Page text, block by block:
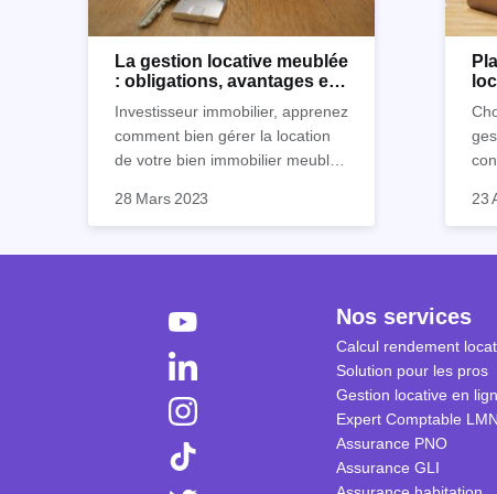
La gestion locative meublée
: obligations, avantages et
Investisseur immobilier, apprenez
comment bien gérer la location
de votre bien immobilier meublé !
obligations en tant que
inconvénients présente ce type
28 Mars 2023 23
Nos services
Calcul rendement
Solution pour les pros
Gestion locative en
Expert Comptable
Assurance PNO
Assurance GLI